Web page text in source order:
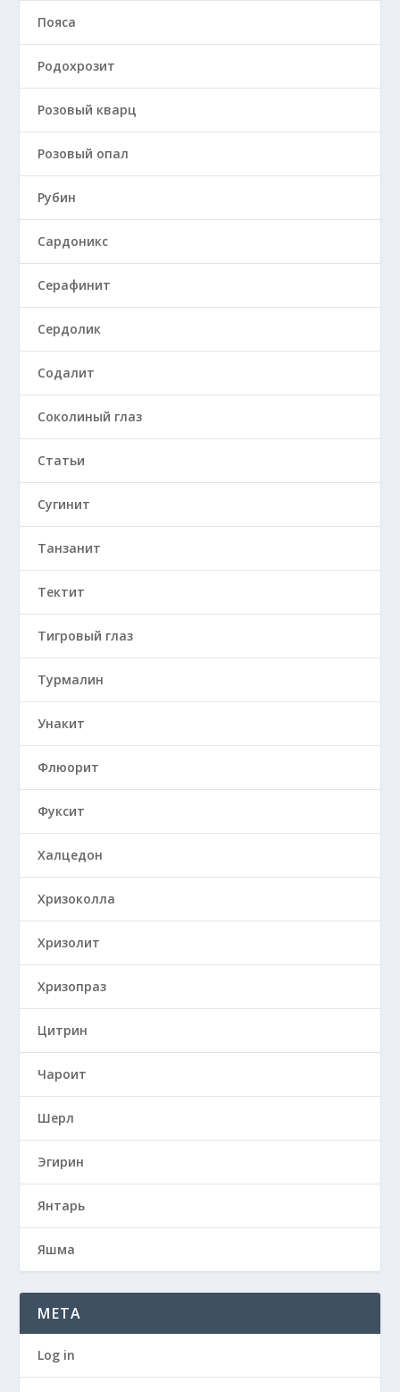
Пояса
Родохрозит
Розовый кварц
Розовый опал
Рубин
Сардоникс
Серафинит
Сердолик
Содалит
Соколиный глаз
Статьи
Сугинит
Танзанит
Тектит
Тигровый глаз
Турмалин
Унакит
Флюорит
Фуксит
Халцедон
Хризоколла
Хризолит
Хризопраз
Цитрин
Чароит
Шерл
Эгирин
Янтарь
Яшма
META
Log in